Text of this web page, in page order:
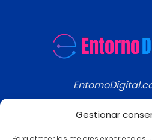
Gestionarmodernos